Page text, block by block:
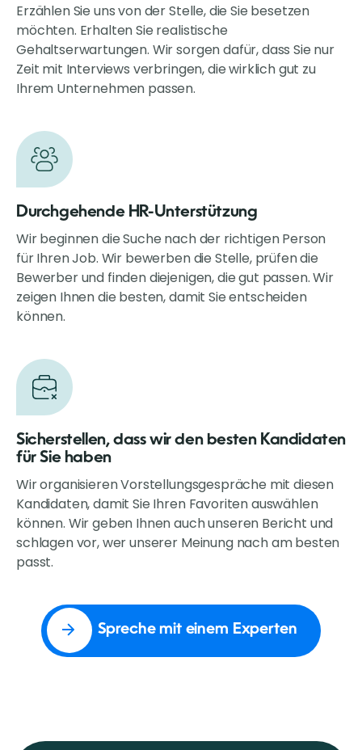
Erzählen Sie uns von der Stelle, die Sie besetzen
möchten. Erhalten Sie realistische
Gehaltserwartungen. Wir sorgen dafür, dass Sie nur
Zeit mit Interviews verbringen, die wirklich gut zu
Ihrem Unternehmen passen.
Durchgehende HR-Unterstützung
Wir beginnen die Suche nach der richtigen Person
für Ihren Job. Wir bewerben die Stelle, prüfen die
Bewerber und finden diejenigen, die gut passen. Wir
zeigen Ihnen die besten, damit Sie entscheiden
können.
Sicherstellen, dass wir den besten Kandidaten
für Sie haben
Wir organisieren Vorstellungsgespräche mit diesen
Kandidaten, damit Sie Ihren Favoriten auswählen
können. Wir geben Ihnen auch unseren Bericht und
schlagen vor, wer unserer Meinung nach am besten
passt.
Spreche mit einem Experten